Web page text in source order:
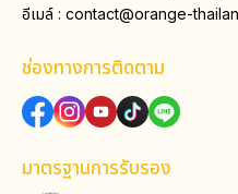
อีเมล์ : contact@orange-
ช่องทางการติดตาม
มาตรฐานการรับรอง